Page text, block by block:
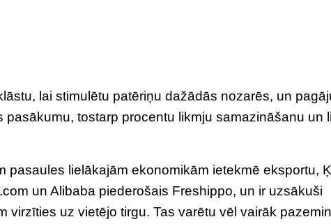
lai stimulētu patēriņu dažādās nozarēs, un
tostarp procentu likmju samazināšanu un
pasaules lielākajām ekonomikām ietekmē eksportu,
un Alibaba piederošais Freshippo, un ir uzsākuši
virzīties uz vietējo tirgu. Tas varētu vēl vairāk